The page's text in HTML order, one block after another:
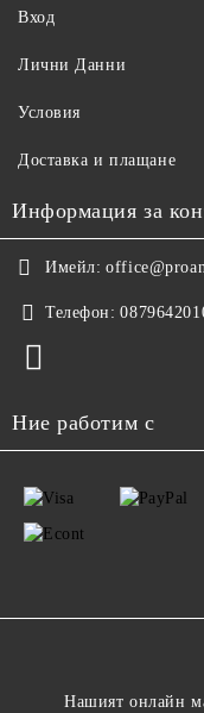
Вход
Лични Данни
Условия
Доставка и плащане
Информация за
Имейл:
Телефон:
Ние работим с
Нашият онлайн